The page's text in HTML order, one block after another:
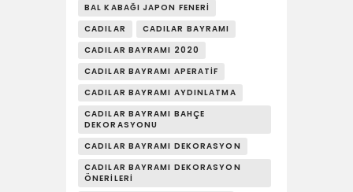
SOSY’LE!
BAL KABAĞI JAPON FENERI
CADILAR
CADILAR BAYRAMI
CADILAR BAYRAMI 2020
CADILAR BAYRAMI APERATIF
CADILAR BAYRAMI AYDINLATMA
CADILAR BAYRAMI BAHÇE
DEKORASYONU
CADILAR BAYRAMI DEKORASYON
CADILAR BAYRAMI DEKORASYON
ÖNERILERI